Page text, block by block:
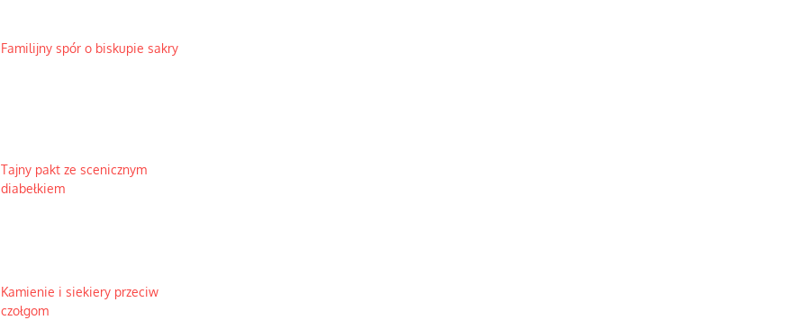
Familijny spór o biskupie sakry
Tajny pakt ze scenicznym
diabełkiem
Kamienie i siekiery przeciw
czołgom